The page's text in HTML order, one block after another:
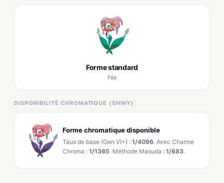
Forme standard
Fée
DISPONIBILITÉ CHROMATIQUE (SHINY)
Forme chromatique disponible
Taux de base (Gen VI+) : 1/4096. Avec Charme
Chroma : 1/1365. Méthode Masuda : 1/683.